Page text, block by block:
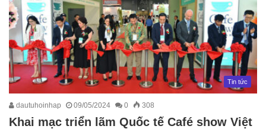
Tin tức
dautuhoinhap 09/05/2024 0 308
Khai mạc triển lãm Quốc tế Café show Việt